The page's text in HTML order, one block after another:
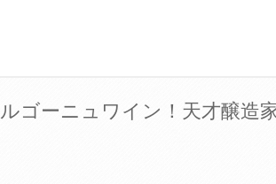
ゴーニュワイン！天才醸造